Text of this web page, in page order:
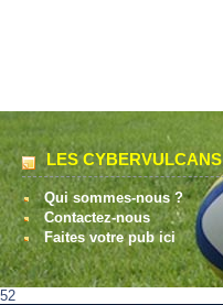
LES CYBERVULCANS
Qui sommes-nous ?
Contactez-nous
Faites votre pub ici
52